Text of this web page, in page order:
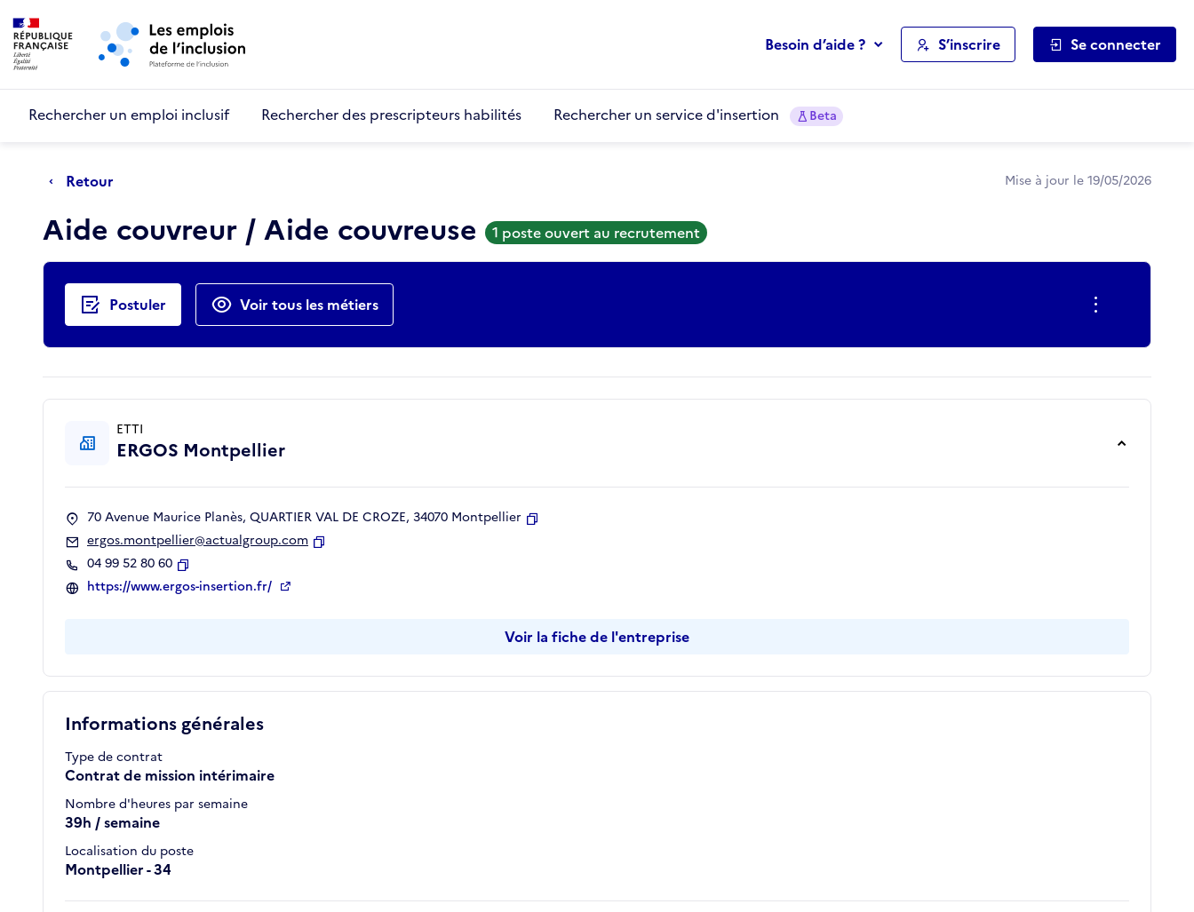
Aller au menu principal
Besoin d’aide ? S’inscrire Se connecter
Rechercher un emploi inclusif Rechercher des prescripteurs habilités Rechercher un service d'insertion Beta
Retour Mise à jour le 19/05/2026
Aide couvreur / Aide couvreuse 1 poste ouvert au recrutement
Actions rapides
Postuler Voir tous les métiers
Informations générales
Type de contrat
Contrat de mission intérimaire
Nombre d'heures par semaine
39h / semaine
Localisation du poste
Montpellier - 34
ETTI
ERGOS Montpellier
70 Avenue Maurice Planès, QUARTIER VAL DE CROZE, 34070 Montpellier
ergos.montpellier@actualgroup.com
04 99 52 80 60
Copier
https://www.ergos-insertion.fr/
Voir la fiche de l'entreprise